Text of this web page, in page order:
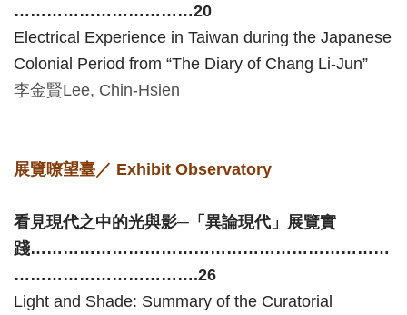
隱
私
權
與
安
宣
告
資
……………………………20
Electrical Experience in Taiwan during the Japanese
Colonial Period from “The Diary of Chang Li-Jun”
李金賢Lee, Chin-Hsien
展覽暸望臺／ Exhibit Observatory
看見現代之中的光與影─「異論現代」展覽實
踐…………………………………………………………
…………………………….26
Light and Shade: Summary of the Curatorial